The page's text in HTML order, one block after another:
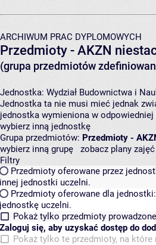
ARCHIWUM PRAC DYPLOMOWYCH
Przedmioty - AKZN
(grupa przedmiotów
Jednostka: Wydział Budownictwa i
Jednostka ta nie musi mieć jednak
jednostka wymieniona w
wybierz inną jednostkę
Grupa przedmiotów: Przedmioty -
wybierz inną grupę
zobacz plany
Filtry
Przedmioty oferowane przez
innej jednostki uczelni.
Przedmioty oferowane dla jednostki:
jednostkę uczelni.
Pokaż tylko przedmioty
Zaloguj się, aby uzyskać dostęp do
Pokaż tylko te przedmioty, na